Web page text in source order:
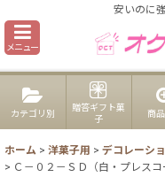
安いのに
メニュー
カテゴリ別
贈答ギフト菓
子
商
ホーム > 洋菓子用 > デコレーシ
> Ｃ－０２－ＳＤ（白・プレス